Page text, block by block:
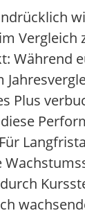
Vergleich
Während
Plus